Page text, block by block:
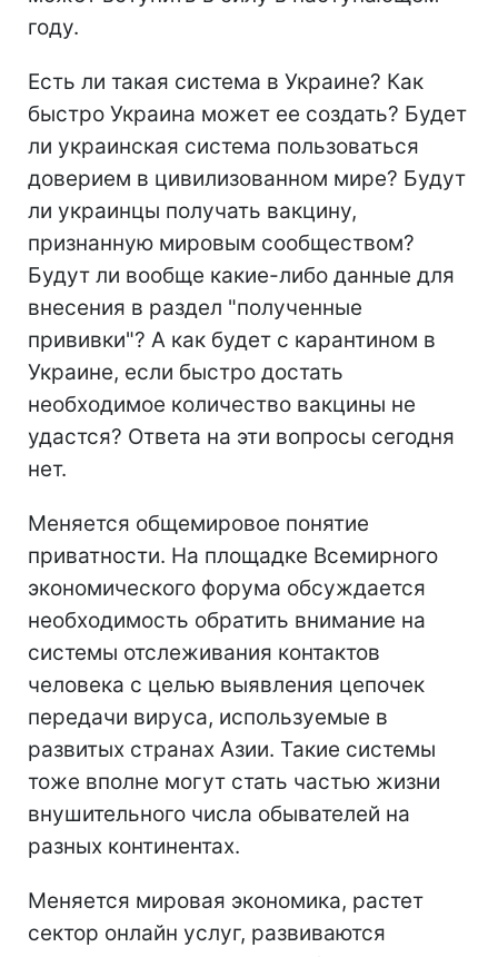
году.
Есть ли такая система в Украине? Как
быстро Украина может ее создать? Будет
ли украинская система пользоваться
доверием в цивилизованном мире? Будут
ли украинцы получать вакцину,
признанную мировым сообществом?
Будут ли вообще какие-либо данные для
внесения в раздел "полученные
прививки"? А как будет с карантином в
Украине, если быстро достать
необходимое количество вакцины не
удастся? Ответа на эти вопросы сегодня
нет.
Меняется общемировое понятие
приватности. На площадке Всемирного
экономического форума обсуждается
необходимость обратить внимание на
системы отслеживания контактов
человека с целью выявления цепочек
передачи вируса, используемые в
развитых странах Азии. Такие системы
тоже вполне могут стать частью жизни
внушительного числа обывателей на
разных континентах.
Меняется мировая экономика, растет
сектор онлайн услуг, развиваются